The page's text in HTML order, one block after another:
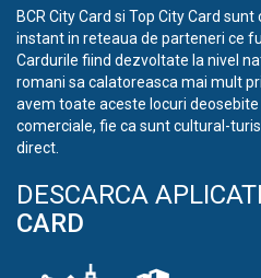
BCR City Card si Top City Card
instant in reteaua de parteneri ce
Cardurile fiind dezvoltate la nivel
romani sa calatoreasca mai mult
avem toate aceste locuri
comerciale, fie ca sunt cultural-
direct.
DESCARCA
CARD